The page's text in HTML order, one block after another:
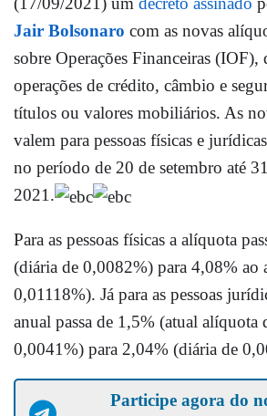
Jair Bolsonaro com as novas
sobre Operações Financeiras (IOF),
operações de crédito, câmbio e
títulos ou valores mobiliários. As
valem para pessoas físicas e
no período de 20 de setembro até
2021.
Para as pessoas físicas a alíquota
(diária de 0,0082%) para 4,08% ao
0,01118%). Já para as pessoas
anual passa de 1,5% (atual alíquota
0,0041%) para 2,04% (diária de
Participe agora do